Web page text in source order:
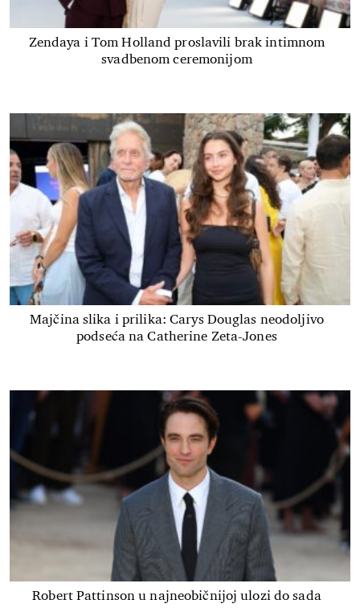
Zendaya i Tom Holland proslavili brak intimnom
svadbenom ceremonijom
Majčina slika i prilika: Carys Douglas neodoljivo
podseća na Catherine Zeta-Jones
Robert Pattinson u najneobičnijoj ulozi do sada